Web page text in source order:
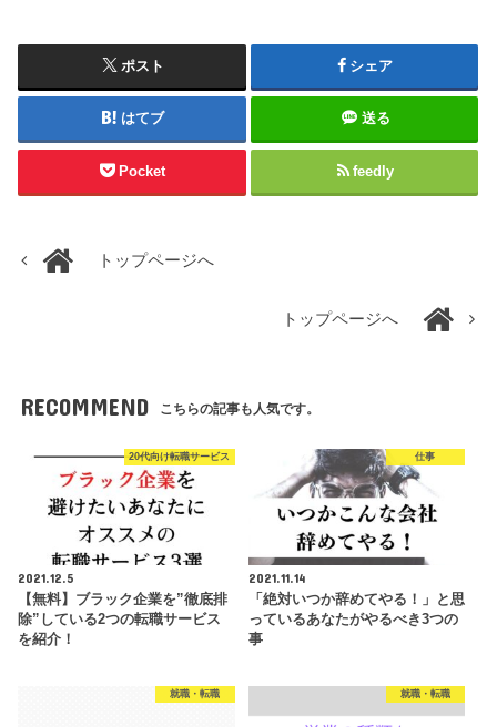
ポスト シェア
はてブ 送る
Pocket feedly
トップページへ
トップページへ
RECOMMEND こちらの記事も人気です。
20代向け転職サービス
2021.12.5
【無料】ブラック企業を”徹底排
除”している2つの転職サービス
を紹介！
仕事
2021.11.14
「絶対いつか辞めてやる！」と思
っているあなたがやるべき3つの
事
就職・転職 就職・転職